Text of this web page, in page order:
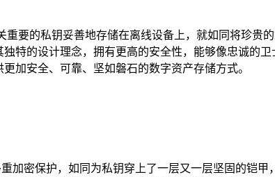
要的私钥妥善地存储在离线设备上，就如同将珍贵
特的设计理念，拥有更高的安全性，能够像忠诚的
加安全、可靠、坚如磐石的数字资产存储方式。
加密保护，如同为私钥穿上了一层又一层坚固的铠